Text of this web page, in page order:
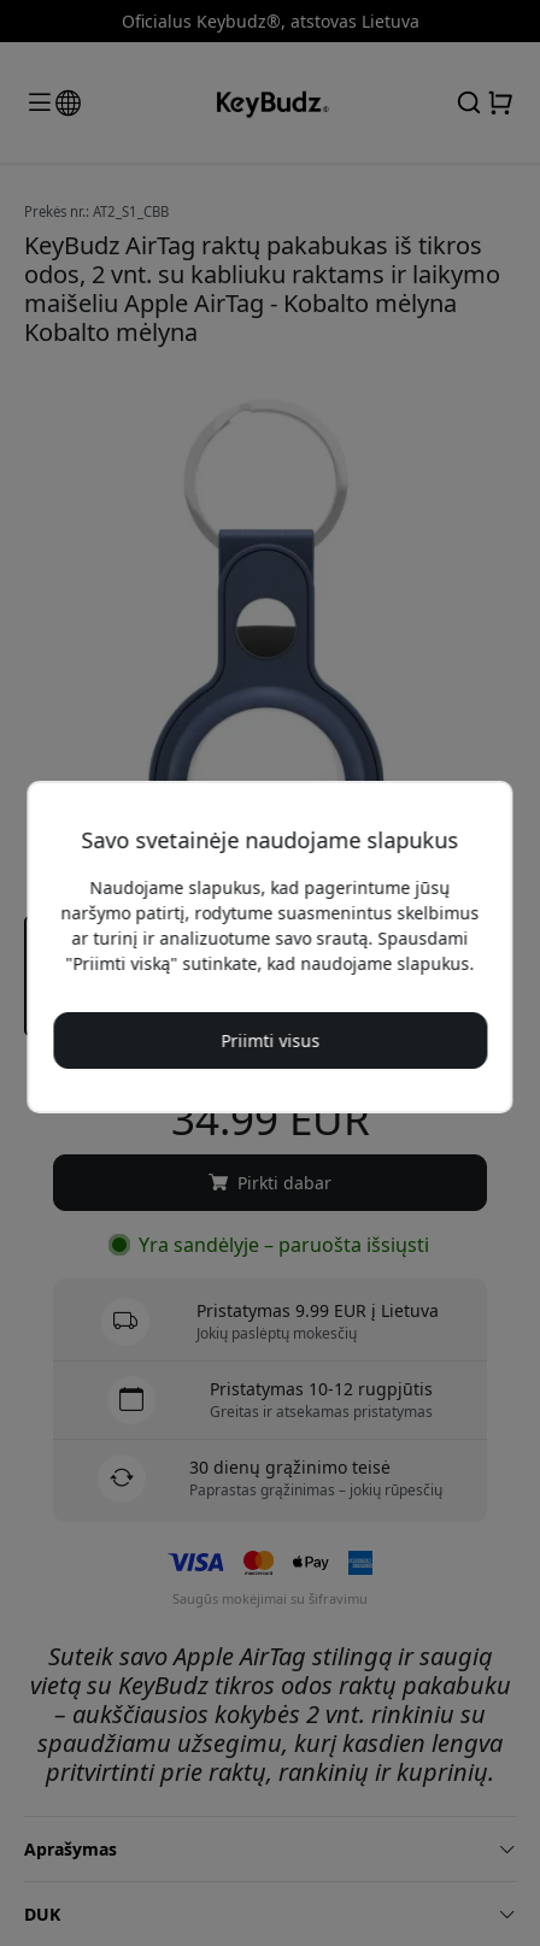
Oficialus Keybudz®, atstovas Lietuva
Prekės nr.: AT2_S1_CBB
KeyBudz AirTag raktų pakabukas iš tikros
odos, 2 vnt. su kabliuku raktams ir laikymo
maišeliu Apple AirTag - Kobalto mėlyna
Kobalto mėlyna
34.99 EUR
Pirkti dabar
Yra sandėlyje – paruošta išsiųsti
Pristatymas 9.99 EUR į Lietuva
Jokių paslėptų mokesčių
Pristatymas 10-12 rugpjūtis
Greitas ir atsekamas pristatymas
30 dienų grąžinimo teisė
Paprastas grąžinimas – jokių rūpesčių
Saugūs mokėjimai su šifravimu
Suteik savo Apple AirTag stilingą ir saugią
vietą su KeyBudz tikros odos raktų pakabuku
– aukščiausios kokybės 2 vnt. rinkiniu su
spaudžiamu užsegimu, kurį kasdien lengva
pritvirtinti prie raktų, rankinių ir kuprinių.
Aprašymas
DUK
Savo svetainėje naudojame slapukus
Naudojame slapukus, kad pagerintume jūsų
naršymo patirtį, rodytume suasmenintus skelbimus
ar turinį ir analizuotume savo srautą. Spausdami
"Priimti viską" sutinkate, kad naudojame slapukus.
Priimti visus